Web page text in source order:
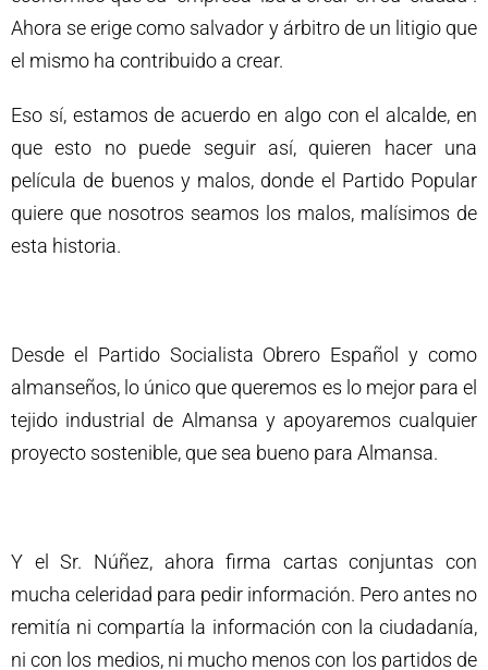
Ahora se erige como salvador y árbitro de un litigio que
el mismo ha contribuido a crear.
Eso sí, estamos de acuerdo en algo con el alcalde, en
que esto no puede seguir así, quieren hacer una
película de buenos y malos, donde el Partido Popular
quiere que nosotros seamos los malos, malísimos de
esta historia.
Desde el Partido Socialista Obrero Español y como
almanseños, lo único que queremos es lo mejor para el
tejido industrial de Almansa y apoyaremos cualquier
proyecto sostenible, que sea bueno para Almansa.
Y el Sr. Núñez, ahora firma cartas conjuntas con
mucha celeridad para pedir información. Pero antes no
remitía ni compartía la información con la ciudadanía,
ni con los medios, ni mucho menos con los partidos de